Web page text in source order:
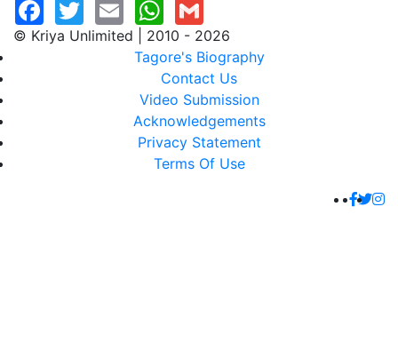
© Kriya Unlimited | 2010 - 2026
Tagore's Biography
Contact Us
Video Submission
Acknowledgements
Privacy Statement
Terms Of Use